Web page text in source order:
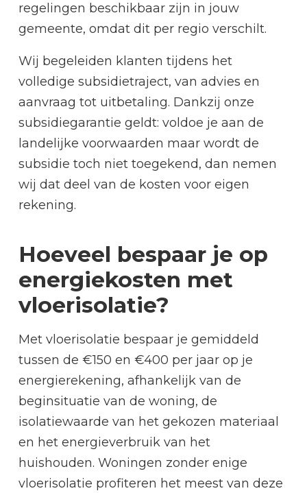
regelingen beschikbaar zijn in jouw
gemeente, omdat dit per regio verschilt.
Wij begeleiden klanten tijdens het
volledige subsidietraject, van advies en
aanvraag tot uitbetaling. Dankzij onze
subsidiegarantie geldt: voldoe je aan de
landelijke voorwaarden maar wordt de
subsidie toch niet toegekend, dan nemen
wij dat deel van de kosten voor eigen
rekening.
Hoeveel bespaar je op
energiekosten met
vloerisolatie?
Met vloerisolatie bespaar je gemiddeld
tussen de €150 en €400 per jaar op je
energierekening, afhankelijk van de
beginsituatie van de woning, de
isolatiewaarde van het gekozen materiaal
en het energieverbruik van het
huishouden. Woningen zonder enige
vloerisolatie profiteren het meest van deze